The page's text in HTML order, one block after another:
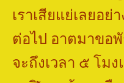
เราเสียแย่เลยอ
ต่อไป อาตมาขอ
จะถึงเวลา ๕ โม